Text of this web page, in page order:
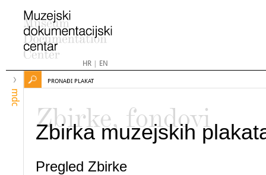
HR| EN
mdc
PRONAĐI PLAKAT
Zbirke, fondovi
Zbirka muzejskih
Pregled Zbirke